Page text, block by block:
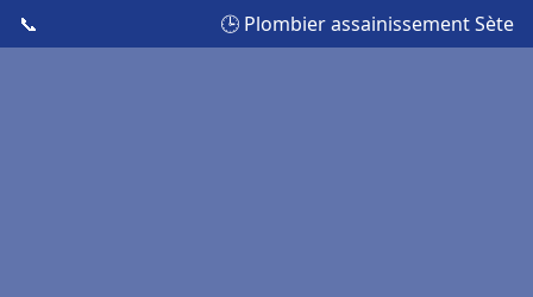
📞 🕒 Plombier assainissement Sète